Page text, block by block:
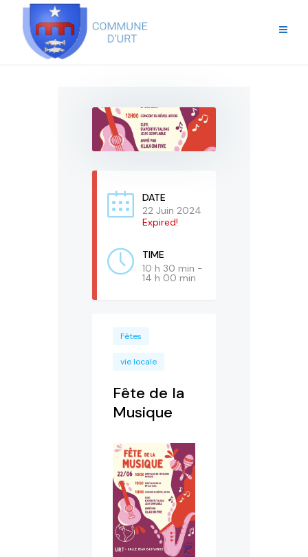
DATE
22 Juin 2024
Expired!
TIME
10 h 30 min -
14 h 00 min
Fêtes
vie locale
Fête de la
Musique